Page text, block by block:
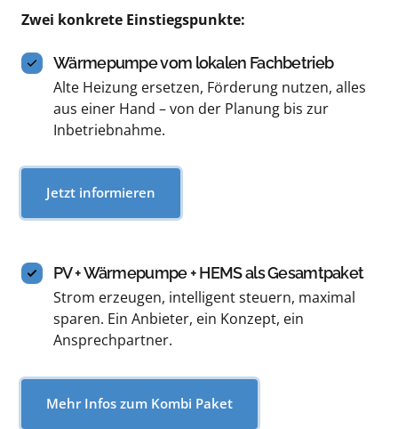
Zwei konkrete Einstiegspunkte:
Wärmepumpe vom lokalen Fachbetrieb
Alte Heizung ersetzen, Förderung nutzen, alles
aus einer Hand – von der Planung bis zur
Inbetriebnahme.
Jetzt informieren
PV + Wärmepumpe + HEMS als Gesamtpaket
Strom erzeugen, intelligent steuern, maximal
sparen. Ein Anbieter, ein Konzept, ein
Ansprechpartner.
Mehr Infos zum Kombi Paket